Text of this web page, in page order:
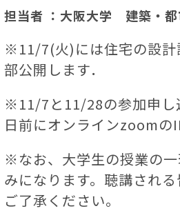
担当者 ：大阪大学 建築・都
※11/7(火)には住宅の設計
部公開します．
※11/7と11/28の参加申し
日前にオンラインzoomの
※なお、大学生の授業の
みになります。聴講され
ご了承ください。